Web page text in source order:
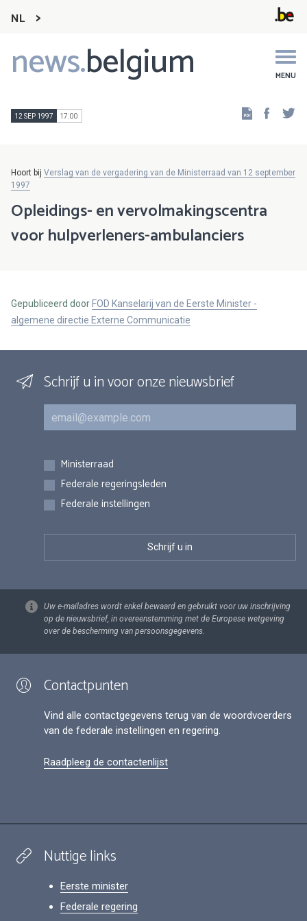
NL
news.belgium MENU
Main
navigation
12 SEP 1997 17:00
Hoort bij Verslag van de vergadering van de Ministerraad van 12 september
1997
Opleidings- en vervolmakingscentra
voor hulpverleners-ambulanciers
Gepubliceerd door FOD Kanselarij van de Eerste Minister -
algemene directie Externe Communicatie
Schrijf u in voor onze nieuwsbrief
E-mail
Inschrijvingen
Ministerraad
Federale regeringsleden
Federale instellingen
Uw e-mailadres wordt enkel bewaard en gebruikt voor uw inschrijving
op de nieuwsbrief, in overeenstemming met de Europese wetgeving
over de bescherming van persoonsgegevens.
Contactpunten
Vind alle contactgegevens terug van de woordvoerders
van de federale instellingen en regering.
Raadpleeg de contactenlijst
Nuttige links
Eerste minister
Federale regering